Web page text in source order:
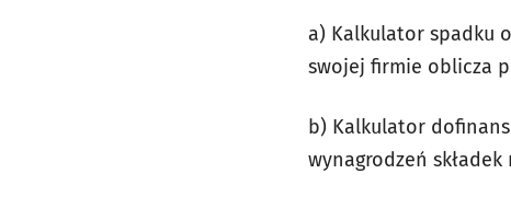
a) Kalkulator spadku
swojej firmie oblicza
b) Kalkulator
wynagrodzeń